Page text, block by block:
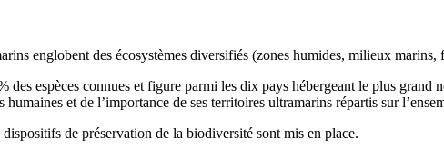
englobent des écosystèmes diversifiés (zones humides, milieux marins,
des espèces connues et figure parmi les dix pays hébergeant le plus grand
humaines et de l’importance de ses territoires ultramarins répartis sur
de préservation de la biodiversité sont mis en place.